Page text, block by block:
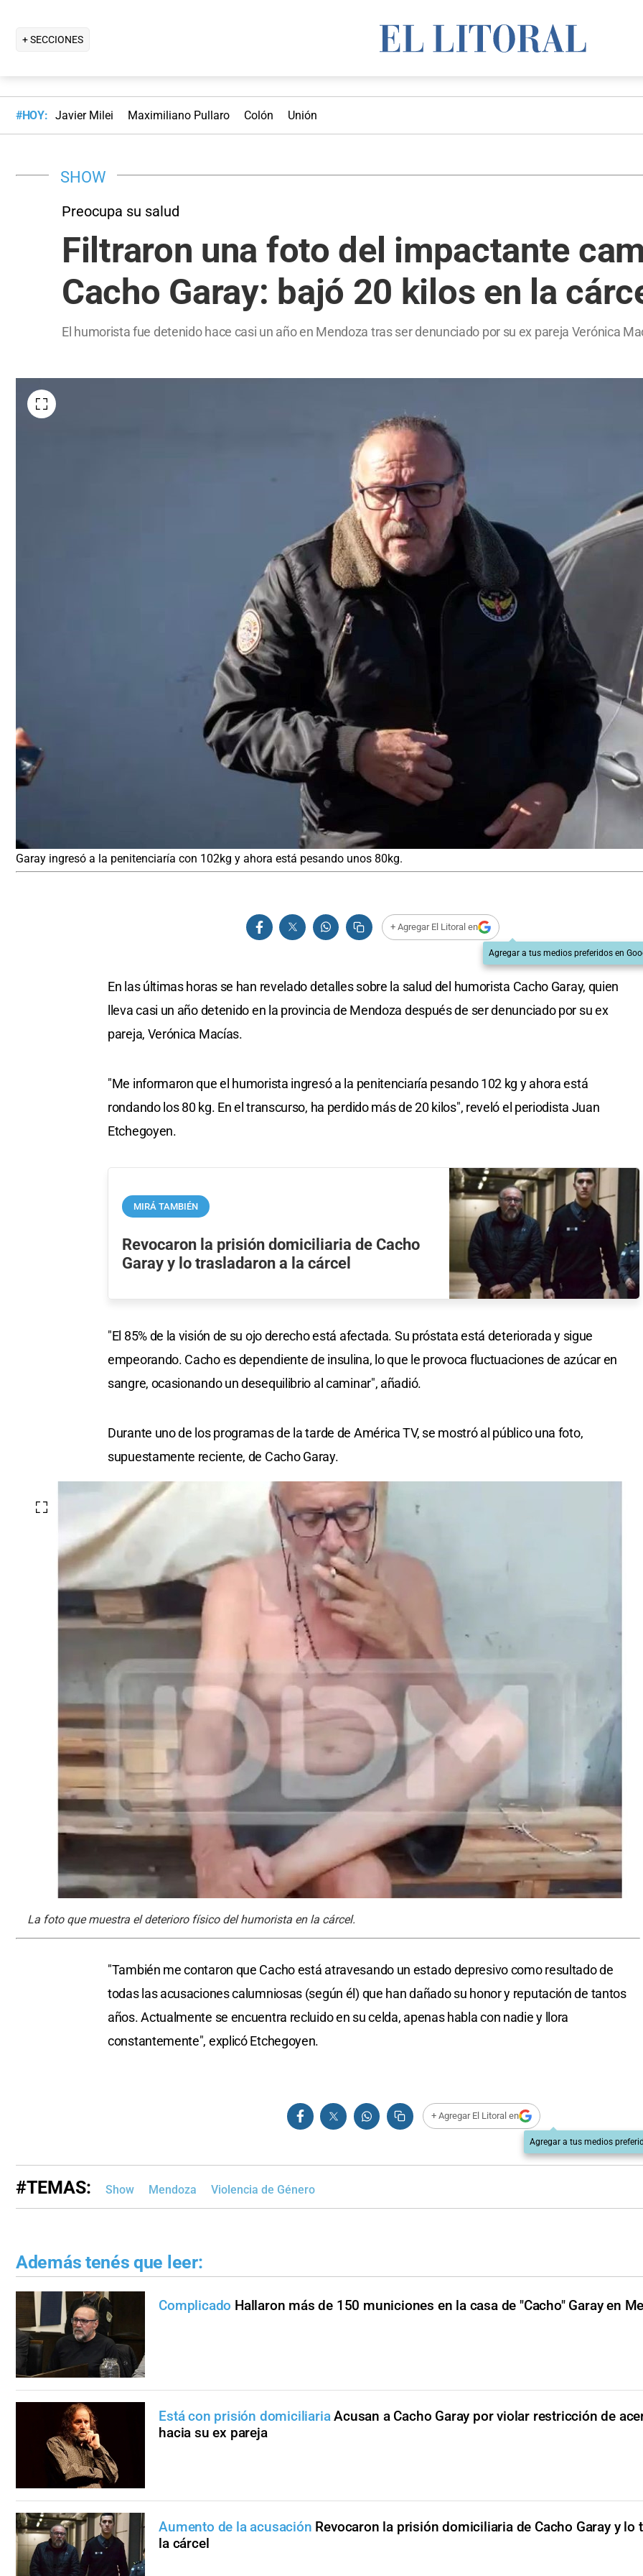
+ SECCIONES
#HOY: Javier Milei Maximiliano Pullaro Colón Unión
SHOW
Preocupa su salud
Filtraron una foto del impactante
Cacho Garay: bajó 20 kilos en la
El humorista fue detenido hace casi un año en Mendoza tras ser denunciado por su ex pareja Verónica
Garay ingresó a la penitenciaría con 102kg y ahora está pesando unos 80kg.
+ Agregar El Litoral en
Agregar a tus medios preferidos en
En las últimas horas se han revelado detalles sobre la salud del humorista Cacho Garay, quien
lleva casi un año detenido en la provincia de Mendoza después de ser denunciado por su ex
pareja, Verónica Macías.
"Me informaron que el humorista ingresó a la penitenciaría pesando 102 kg y ahora está
rondando los 80 kg. En el transcurso, ha perdido más de 20 kilos", reveló el periodista Juan
Etchegoyen.
MIRÁ TAMBIÉN
Revocaron la prisión domiciliaria de Cacho
Garay y lo trasladaron a la cárcel
"El 85% de la visión de su ojo derecho está afectada. Su próstata está deteriorada y sigue
empeorando. Cacho es dependiente de insulina, lo que le provoca fluctuaciones de azúcar en
sangre, ocasionando un desequilibrio al caminar", añadió.
Durante uno de los programas de la tarde de América TV, se mostró al público una foto,
supuestamente reciente, de Cacho Garay.
La foto que muestra el deterioro físico del humorista en la cárcel.
"También me contaron que Cacho está atravesando un estado depresivo como resultado de
todas las acusaciones calumniosas (según él) que han dañado su honor y reputación de tantos
años. Actualmente se encuentra recluido en su celda, apenas habla con nadie y llora
constantemente", explicó Etchegoyen.
+ Agregar El Litoral en
Agregar a tus medios
#TEMAS: Show Mendoza Violencia de Género
Además tenés que leer:
Complicado Hallaron más de 150 municiones en la casa de "Cacho" Garay en
Está con prisión domiciliaria Acusan a Cacho Garay por violar restricción de
hacia su ex pareja
Aumento de la acusación Revocaron la prisión domiciliaria de Cacho Garay y lo
la cárcel